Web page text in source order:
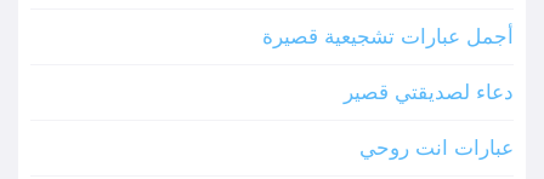
أجمل عبارات تشجيعية قصيرة
دعاء لصديقتي قصير
عبارات انت روحي